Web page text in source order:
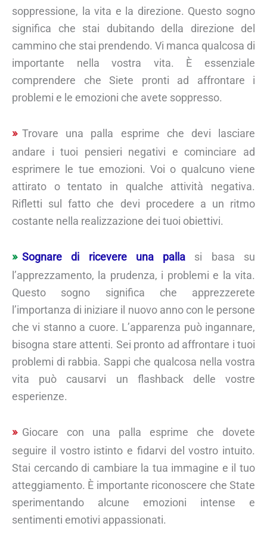
soppressione, la vita e la direzione. Questo sogno
significa che stai dubitando della direzione del
cammino che stai prendendo. Vi manca qualcosa di
importante nella vostra vita. È essenziale
comprendere che Siete pronti ad affrontare i
problemi e le emozioni che avete soppresso.
Trovare una palla esprime che devi lasciare
andare i tuoi pensieri negativi e cominciare ad
esprimere le tue emozioni. Voi o qualcuno viene
attirato o tentato in qualche attività negativa.
Rifletti sul fatto che devi procedere a un ritmo
costante nella realizzazione dei tuoi obiettivi.
Sognare di ricevere una palla si basa su
l’apprezzamento, la prudenza, i problemi e la vita.
Questo sogno significa che apprezzerete
l’importanza di iniziare il nuovo anno con le persone
che vi stanno a cuore. L’apparenza può ingannare,
bisogna stare attenti. Sei pronto ad affrontare i tuoi
problemi di rabbia. Sappi che qualcosa nella vostra
vita può causarvi un flashback delle vostre
esperienze.
Giocare con una palla esprime che dovete
seguire il vostro istinto e fidarvi del vostro intuito.
Stai cercando di cambiare la tua immagine e il tuo
atteggiamento. È importante riconoscere che State
sperimentando alcune emozioni intense e
sentimenti emotivi appassionati.